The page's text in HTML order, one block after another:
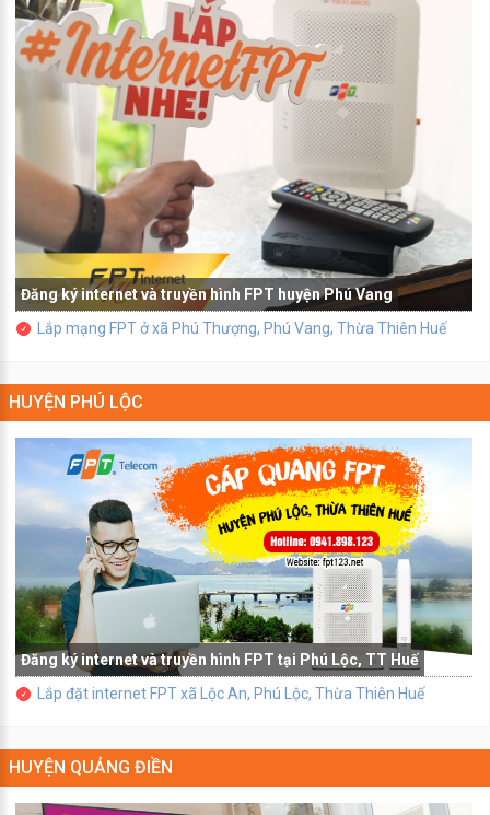
Đăng ký internet và truyền hình FPT huyện Phú Vang
Lắp mạng FPT ở xã Phú Thượng, Phú Vang, Thừa Thiên Huế
HUYỆN PHÚ LỘC
Đăng ký internet và truyền hình FPT tại Phú Lộc, TT Huế
Lắp đặt internet FPT xã Lộc An, Phú Lộc, Thừa Thiên Huế
HUYỆN QUẢNG ĐIỀN